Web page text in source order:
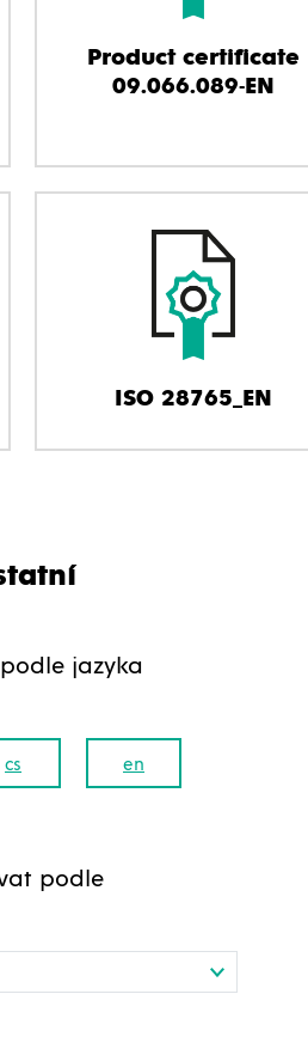
Product certificate
09.066.089-EN
ISO 28765_EN
jazyka
cs en
podle